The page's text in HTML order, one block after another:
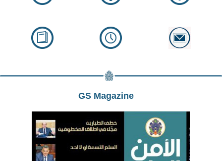
GS Magazine